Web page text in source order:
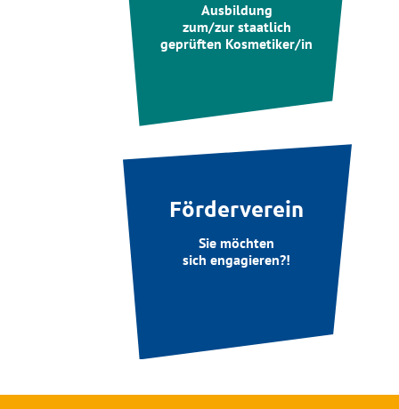
Ausbildung
zum/zur staatlich
geprüften Kosmetiker/in
Förderverein
Sie möchten
sich engagieren?!